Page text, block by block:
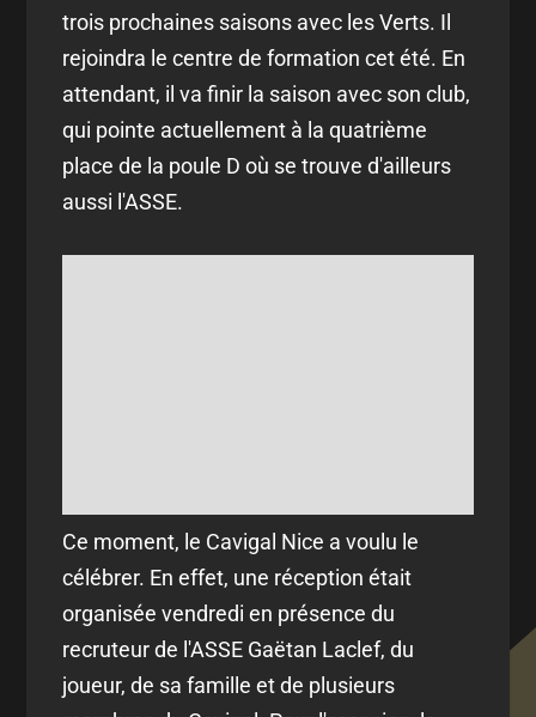
trois prochaines saisons avec les Verts. Il
rejoindra le centre de formation cet été. En
attendant, il va finir la saison avec son club,
qui pointe actuellement à la quatrième
place de la poule D où se trouve d'ailleurs
aussi l'ASSE.
Ce moment, le Cavigal Nice a voulu le
célébrer. En effet, une réception était
organisée vendredi en présence du
recruteur de l'ASSE Gaëtan Laclef, du
joueur, de sa famille et de plusieurs